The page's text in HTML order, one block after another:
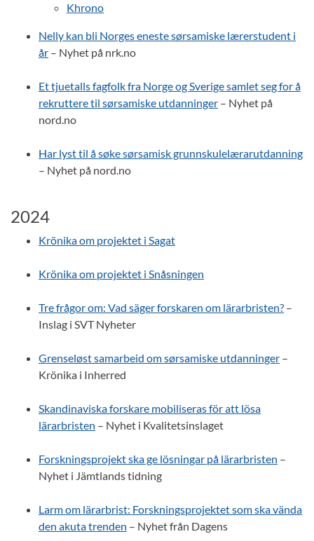
Khrono
Nelly kan bli Norges eneste sørsamiske lærer­student i
år – Nyhet på nrk.no
Et tjuetalls fagfolk fra Norge og Sverige samlet seg for å
rekruttere til sørsamiske utdanninger – Nyhet på
nord.no
Har lyst til å søke sørsamisk grunnskulelærarutdanning
– Nyhet på nord.no
2024
Krönika om projektet i Sagat
Krönika om projektet i Snåsningen
Tre frågor om: Vad säger forskaren om lärarbristen? –
Inslag i SVT Nyheter
Grenseløst samarbeid om sørsamiske utdanninger –
Krönika i Inherred
Skandinaviska forskare mobiliseras för att lösa
lärarbristen – Nyhet i Kvalitetsinslaget
Forskningsprojekt ska ge lösningar på lärarbristen –
Nyhet i Jämtlands tidning
Larm om lärarbrist: Forskningsprojektet som ska vända
den akuta trenden – Nyhet från Dagens